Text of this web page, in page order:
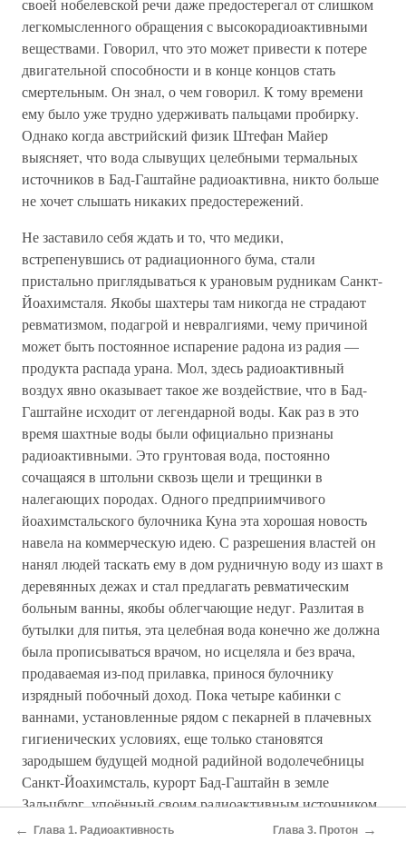
своей нобелевской речи даже предостерегал от слишком
легкомысленного обращения с высокорадиоактивными
веществами. Говорил, что это может привести к потере
двигательной способности и в конце концов стать
смертельным. Он знал, о чем говорил. К тому времени
ему было уже трудно удерживать пальцами пробирку.
Однако когда австрийский физик Штефан Майер
выясняет, что вода слывущих целебными термальных
источников в Бад-Гаштайне радиоактивна, никто больше
не хочет слышать никаких предостережений.
Не заставило себя ждать и то, что медики,
встрепенувшись от радиационного бума, стали
пристально приглядываться к урановым рудникам Санкт-
Йоахимсталя. Якобы шахтеры там никогда не страдают
ревматизмом, подагрой и невралгиями, чему причиной
может быть постоянное испарение радона из радия —
продукта распада урана. Мол, здесь радиоактивный
воздух явно оказывает такое же воздействие, что в Бад-
Гаштайне исходит от легендарной воды. Как раз в это
время шахтные воды были официально признаны
радиоактивными. Это грунтовая вода, постоянно
сочащаяся в штольни сквозь щели и трещинки в
налегающих породах. Одного предприимчивого
йоахимстальского булочника Куна эта хорошая новость
навела на коммерческую идею. С разрешения властей он
нанял людей таскать ему в дом рудничную воду из шахт в
деревянных дежах и стал предлагать ревматическим
больным ванны, якобы облегчающие недуг. Разлитая в
бутылки для питья, эта целебная вода конечно же должна
была прописываться врачом, но исцеляла и без врача,
продаваемая из-под прилавка, принося булочнику
изрядный побочный доход. Пока четыре кабинки с
ваннами, установленные рядом с пекарней в плачевных
гигиенических условиях, еще только становятся
зародышем будущей модной радийной водолечебницы
Санкт-Йоахимсталь, курорт Бад-Гаштайн в земле
Зальцбург, упоённый своим радиоактивным источником
молодости, совершенно официально рекламирует себя
← Глава 1. Радиоактивность Глава 3. Протон →